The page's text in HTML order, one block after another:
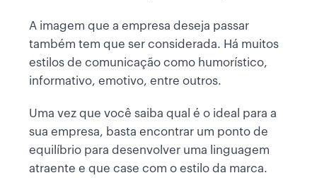
A imagem que a empresa deseja passar
também tem que ser considerada. Há muitos
estilos de comunicação como humorístico,
informativo, emotivo, entre outros.
Uma vez que você saiba qual é o ideal para a
sua empresa, basta encontrar um ponto de
equilíbrio para desenvolver uma linguagem
atraente e que case com o estilo da marca.